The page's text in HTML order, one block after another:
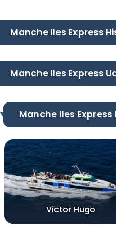
Manche Iles Express
Manche Iles Express
Manche Iles Express
Victor Hugo